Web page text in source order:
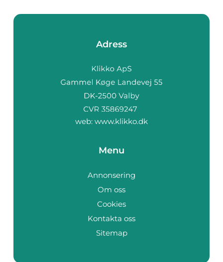
Adress
web: www.klikko.dk
Menu
Annonsering
Om oss
Cookies
Kontakta oss
Sitemap